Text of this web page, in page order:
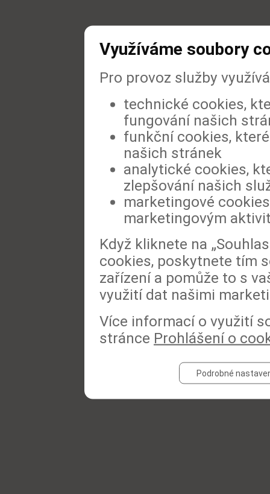
Využíváme soubory
Pro provoz služby
technické cookies,
fungování našich
funkční cookies,
našich stránek
analytické cookies,
zlepšování našich
marketingové
marketingovým
Když kliknete na
cookies, poskytnete tím
zařízení a pomůže to s
využití dat našimi
Více informací o využití
stránce Prohlášení o
Podrobné